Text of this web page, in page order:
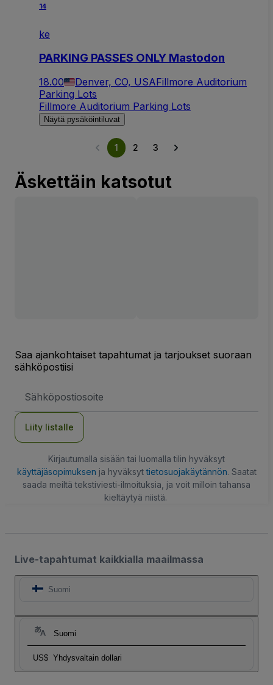
14
ke
PARKING PASSES ONLY Mastodon
18.00 Denver, CO, USAFillmore Auditorium
Parking Lots
Fillmore Auditorium Parking Lots
Näytä pysäköintiluvat
1 2 3
Äskettäin katsotut
Saa ajankohtaiset tapahtumat ja tarjoukset suoraan
sähköpostiisi
Liity listalle
Kirjautumalla sisään tai luomalla tilin hyväksyt
käyttäjäsopimuksen ja hyväksyttietosuojakäytännön. Saatat
saada meiltä tekstiviesti-ilmoituksia, ja voit milloin tahansa
kieltäytyä niistä.
Live-tapahtumat kaikkialla maailmassa
Suomi
Suomi
US$ Yhdysvaltain dollari